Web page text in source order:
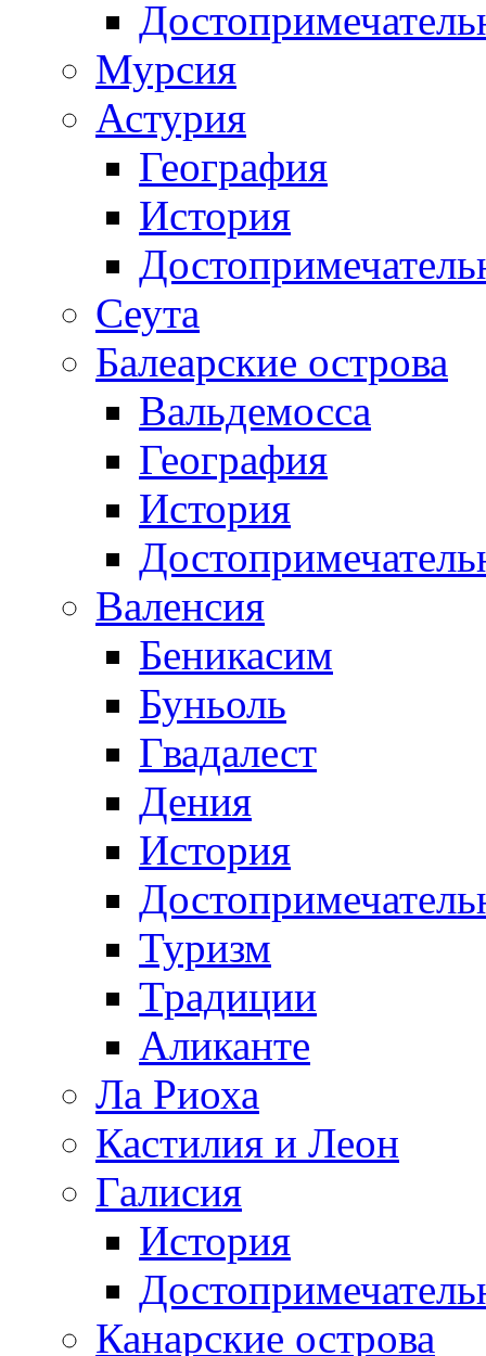
Мурсия
Астурия
География
История
Сеута
Балеарские острова
Вальдемосса
География
История
Валенсия
Беникасим
Буньоль
Гвадалест
Дения
История
Туризм
Традиции
Аликанте
Ла Риоха
Кастилия и Леон
Галисия
История
Канарские острова